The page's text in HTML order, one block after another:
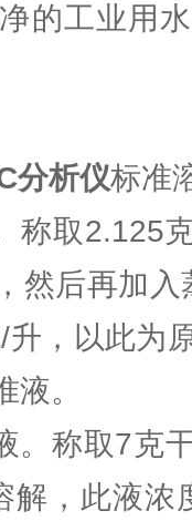
的工业用
分析仪标准
取2.125
然后再加
，以此为
。
称取7克
解，此液浓